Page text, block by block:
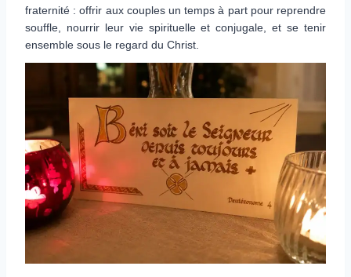
fraternité : offrir aux couples un temps à part pour reprendre
souffle, nourrir leur vie spirituelle et conjugale, et se tenir
ensemble sous le regard du Christ.